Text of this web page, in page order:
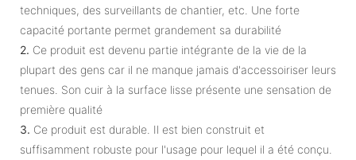
techniques, des surveillants de chantier, etc. Une forte
capacité portante permet grandement sa durabilité
2. Ce produit est devenu partie intégrante de la vie de la
plupart des gens car il ne manque jamais d'accessoiriser leurs
tenues. Son cuir à la surface lisse présente une sensation de
première qualité
3. Ce produit est durable. Il est bien construit et
suffisamment robuste pour l'usage pour lequel il a été conçu.